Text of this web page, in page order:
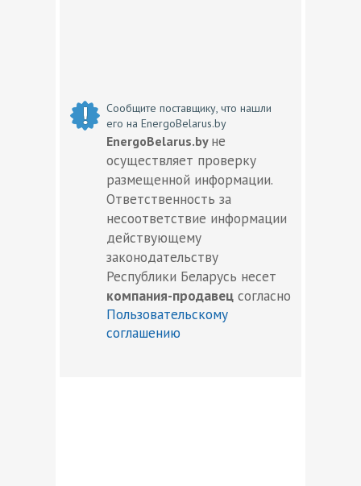
Сообщите поставщику, что нашли
его на EnergoBelarus.by
EnergoBelarus.by не
осуществляет проверку
размещенной информации.
Ответственность за
несоответствие информации
действующему
законодательству
Республики Беларусь несет
компания-продавец согласно
Пользовательскому
соглашению